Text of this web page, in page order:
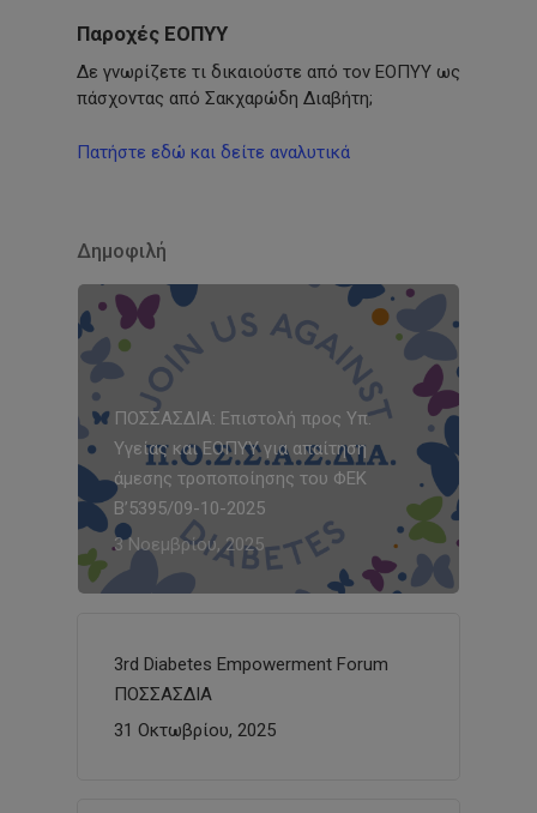
Παροχές ΕΟΠΥΥ
Δε γνωρίζετε τι δικαιούστε από τον ΕΟΠΥΥ ως
πάσχοντας από Σακχαρώδη Διαβήτη;
Πατήστε εδώ και δείτε αναλυτικά
Δημοφιλή
ΠΟΣΣΑΣΔΙΑ: Επιστολή προς Υπ.
Υγείας και ΕΟΠΥΥ για απαίτηση
άμεσης τροποποίησης του ΦΕΚ
Β’5395/09-10-2025
3 Νοεμβρίου, 2025
3rd Diabetes Empowerment Forum
ΠΟΣΣΑΣΔΙΑ
31 Οκτωβρίου, 2025